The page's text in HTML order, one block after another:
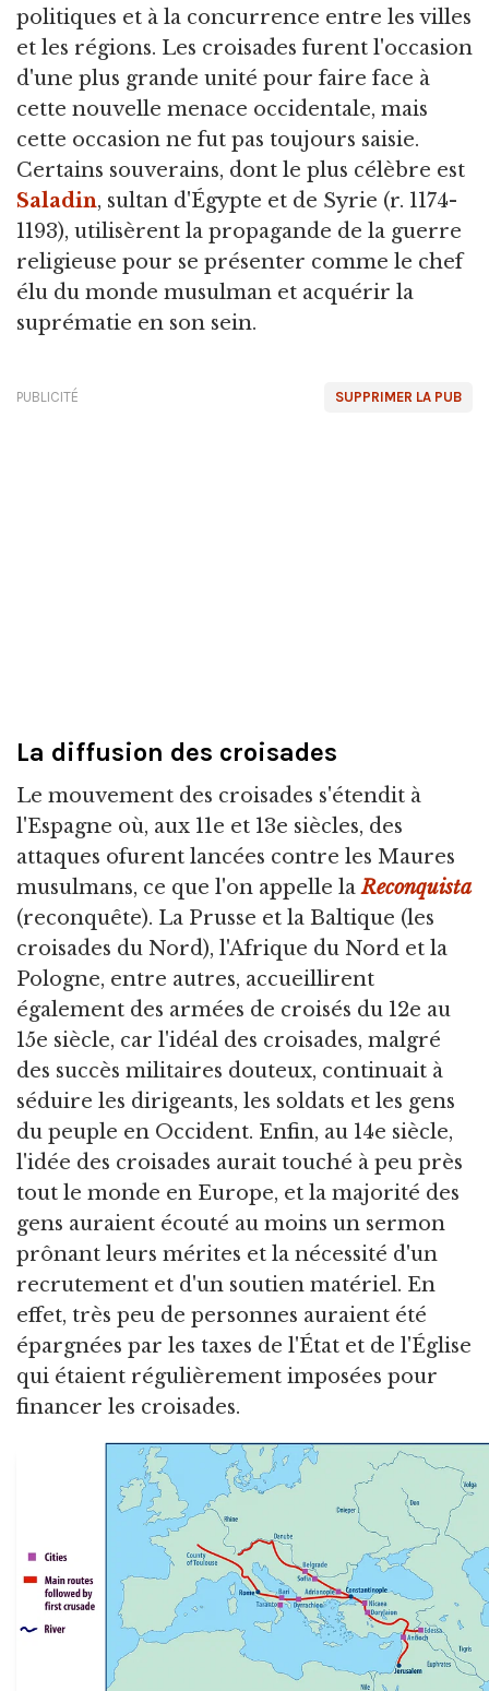
politiques et à la concurrence entre les villes
et les régions. Les croisades furent l'occasion
d'une plus grande unité pour faire face à
cette nouvelle menace occidentale, mais
cette occasion ne fut pas toujours saisie.
Certains souverains, dont le plus célèbre est
Saladin, sultan d'Égypte et de Syrie (r. 1174-
1193), utilisèrent la propagande de la guerre
religieuse pour se présenter comme le chef
élu du monde musulman et acquérir la
suprématie en son sein.
SUPPRIMER LA PUB
PUBLICITÉ
La diffusion des croisades
Le mouvement des croisades s'étendit à
l'Espagne où, aux 11e et 13e siècles, des
attaques ofurent lancées contre les Maures
musulmans, ce que l'on appelle laReconquista
(reconquête). La Prusse et la Baltique (les
croisades du Nord), l'Afrique du Nord et la
Pologne, entre autres, accueillirent
également des armées de croisés du 12e au
15e siècle, car l'idéal des croisades, malgré
des succès militaires douteux, continuait à
séduire les dirigeants, les soldats et les gens
du peuple en Occident. Enfin, au 14e siècle,
l'idée des croisades aurait touché à peu près
tout le monde en Europe, et la majorité des
gens auraient écouté au moins un sermon
prônant leurs mérites et la nécessité d'un
recrutement et d'un soutien matériel. En
effet, très peu de personnes auraient été
épargnées par les taxes de l'État et de l'Église
qui étaient régulièrement imposées pour
financer les croisades.